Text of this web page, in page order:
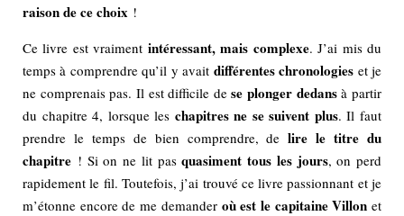
raison de ce choix !
Ce livre est vraiment intéressant, mais complexe. J’ai mis du
temps à comprendre qu’il y avait différentes chronologies et je
ne comprenais pas. Il est difficile dese plonger dedansà partir
du chapitre 4, lorsque les chapitres ne se suivent plus. Il faut
prendre le temps de bien comprendre, delire le titre du
chapitre ! Si on ne lit pasquasiment tous les jours, on perd
rapidement le fil. Toutefois, j’ai trouvé ce livre passionnant et je
m’étonne encore de me demander où est le capitaine Villon et